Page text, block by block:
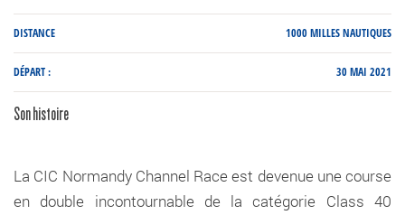
DISTANCE 1000 MILLES NAUTIQUES
DÉPART : 30 MAI 2021
Son histoire
La CIC Normandy Channel Race est devenue une course
en double incontournable de la catégorie Class 40